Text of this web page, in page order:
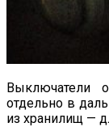
Выключатели
отдельно в
из хранилищ —